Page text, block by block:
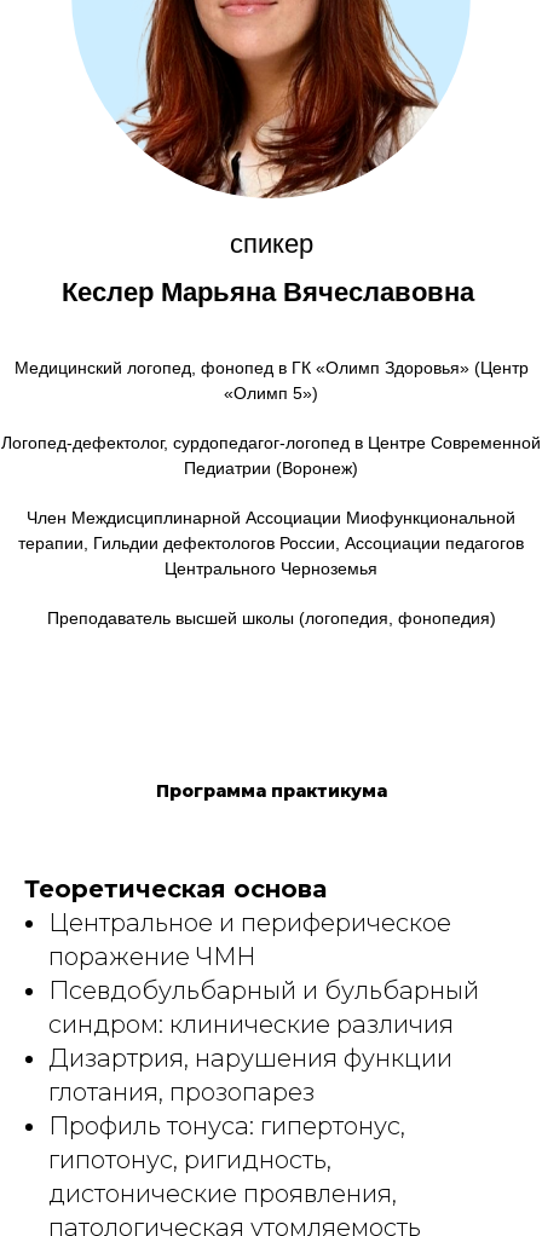
спикер
Кеслер Марьяна Вячеславовна
Медицинский логопед, фонопед в ГК «Олимп Здоровья» (Центр
«Олимп 5»)
Логопед-дефектолог, сурдопедагог-логопед в Центре Современной
Педиатрии (Воронеж)
Член Междисциплинарной Ассоциации Миофункциональной
терапии, Гильдии дефектологов России, Ассоциации педагогов
Центрального Черноземья
Преподаватель высшей школы (логопедия, фонопедия)
Программа практикума
Теоретическая основа
Центральное и периферическое
поражение ЧМН
Псевдобульбарный и бульбарный
синдром: клинические различия
Дизартрия, нарушения функции
глотания, прозопарез
Профиль тонуса: гипертонус,
гипотонус, ригидность,
дистонические проявления,
патологическая утомляемость